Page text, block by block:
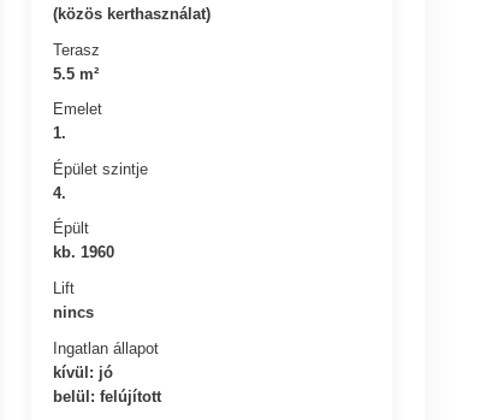
(közös kerthasználat)
Terasz
5.5 m²
Emelet
1.
Épület szintje
4.
Épült
kb. 1960
Lift
nincs
Ingatlan állapot
kívül: jó
belül: felújított